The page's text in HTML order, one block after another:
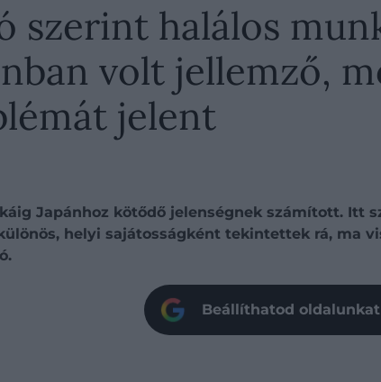
szerint halálos
volt jellemző,
jelent
Japánhoz kötődő jelenségnek számított. Itt
helyi sajátosságként tekintettek rá, ma
Beállíthatod